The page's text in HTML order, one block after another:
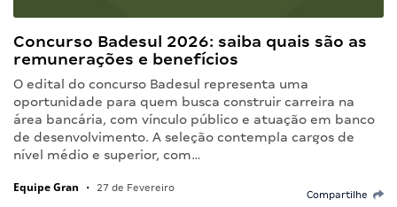
Concurso Badesul 2026: saiba quais são as
remunerações e benefícios
O edital do concurso Badesul representa uma
oportunidade para quem busca construir carreira na
área bancária, com vínculo público e atuação em banco
de desenvolvimento. A seleção contempla cargos de
nível médio e superior, com…
Equipe Gran • 27 de Fevereiro
Compartilhe